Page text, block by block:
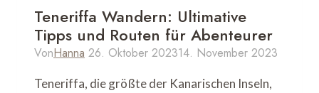
Guide
für
Sonnenanbeter
Teneriffa Wandern: Ultimative
Tipps und Routen für Abenteurer
VonHanna 26. Oktober 202314. November 2023
Teneriffa, die größte der Kanarischen Inseln,